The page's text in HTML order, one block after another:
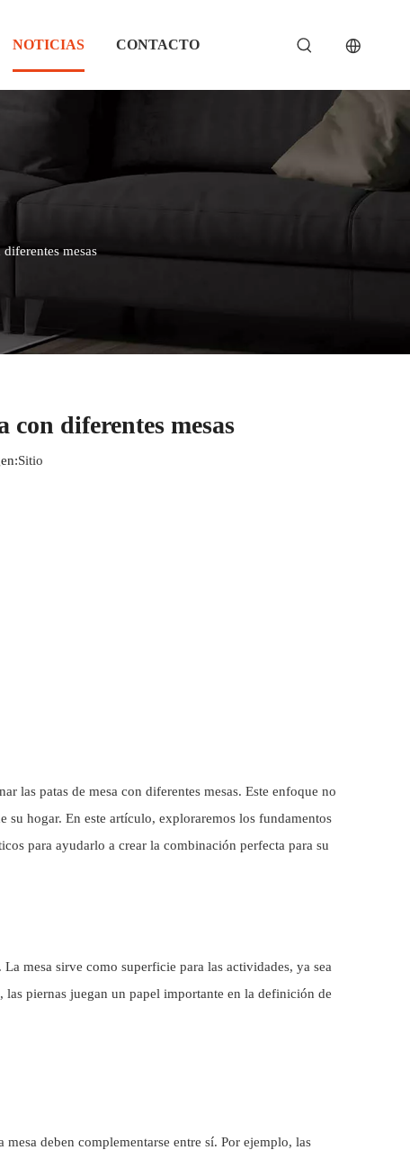
NOTICIAS CONTACTO
mesas
diferentes mesas
Sitio
las patas de mesa con diferentes mesas. Este enfoque no
su hogar. En este artículo, exploraremos los fundamentos
para ayudarlo a crear la combinación perfecta para su
mesa sirve como superficie para las actividades, ya sea
piernas juegan un papel importante en la definición de
deben complementarse entre sí. Por ejemplo, las